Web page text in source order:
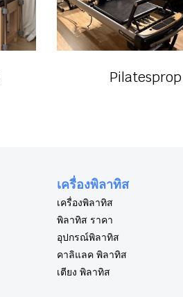
Pilatesprop
เครื่องพิลาทิส
เครื่องพิลาทิส
พิลาทิส ราคา
อุปกรณ์พิลาทิส
คาลิแลค พิลาทิส
เตียง พิลาทิส